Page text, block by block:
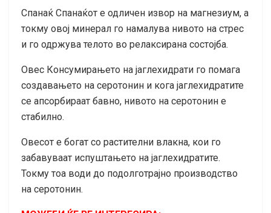
Спанаќ Спанаќот е одличен извор на магнезиум, а
токму овој минерал го намалува нивото на стрес
и го одржува телото во релаксирана состојба.
Овес Консумирањето на јаглехидрати го помага
создавањето на серотонин и кога јаглехидратите
се апсорбираат бавно, нивото на серотонин е
стабилно.
Овесот е богат со растителни влакна, кои го
забавуваат испуштањето на јаглехидратите.
Токму тоа води до подолготрајно производство
на серотонин.